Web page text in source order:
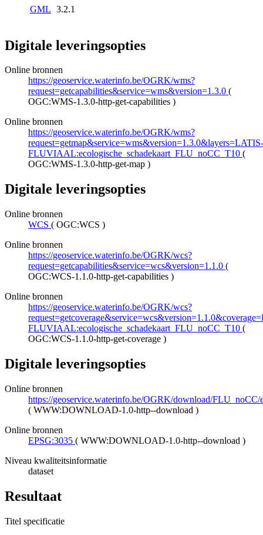
GML 3.2.1
Digitale leveringsopties
Online bronnen
https://geoservice.waterinfo.be/OGRK/wms?
request=getcapabilities&service=wms&version=1.3.0 (
OGC:WMS-1.3.0-http-get-capabilities )
Online bronnen
https://geoservice.waterinfo.be/OGRK/wms?
request=getmap&service=wms&version=1.3.0&layers=LATIS-
FLUVIAAL:ecologische_schadekaart_FLU_noCC_T10 (
OGC:WMS-1.3.0-http-get-map )
Digitale leveringsopties
Online bronnen
WCS ( OGC:WCS )
Online bronnen
https://geoservice.waterinfo.be/OGRK/wcs?
request=getcapabilities&service=wcs&version=1.1.0 (
OGC:WCS-1.1.0-http-get-capabilities )
Online bronnen
https://geoservice.waterinfo.be/OGRK/wcs?
FLUVIAAL:ecologische_schadekaart_FLU_noCC_T10 (
OGC:WCS-1.1.0-http-get-coverage )
Digitale leveringsopties
Online bronnen
https://geoservice.waterinfo.be/OGRK/download/
( WWW:DOWNLOAD-1.0-http--download )
Online bronnen
EPSG:3035 ( WWW:DOWNLOAD-1.0-http--download )
Niveau kwaliteitsinformatie
dataset
Resultaat
Titel specificatie